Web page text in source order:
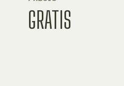
GRATIS